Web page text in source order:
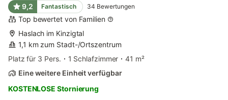
9,2 Fantastisch 34 Bewertungen
Top bewertet von Familien
Haslach im Kinzigtal
1,1 km zum Stadt-/Ortszentrum
Platz für 3 Pers.
1 Schlafzimmer
41 m²
Eine weitere Einheit verfügbar
KOSTENLOSE Stornierung